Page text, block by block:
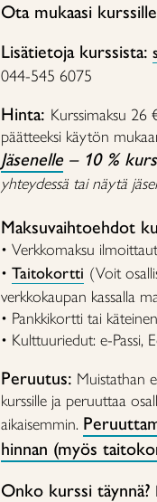
Ota mukaasi
Lisätietoja kurssista:
044-545 6075
Hinta: Kurssimaksu 26
päätteeksi käytön
Jäsenelle– 10 %
yhteydessä tai näytä
Maksuvaihtoehdot
• Verkkomaksu
• Taitokortti (Voit
verkkokaupan kassalla
• Pankkikortti tai käteinen
• Kulttuuriedut: e-Passi,
Peruutus: Muistathan
kurssille ja peruuttaa
aikaisemmin.
hinnan (myös
Onko kurssi täynnä?